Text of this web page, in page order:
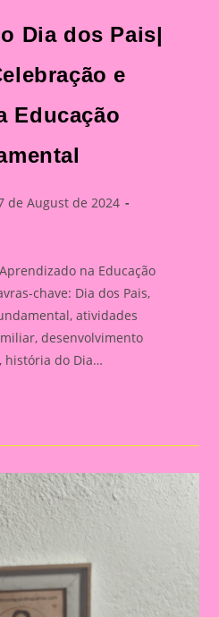
Dia dos Pais|
e
Educação
de August de 2024
na Educação
chave: Dia dos Pais,
atividades
desenvolvimento
história do Dia…